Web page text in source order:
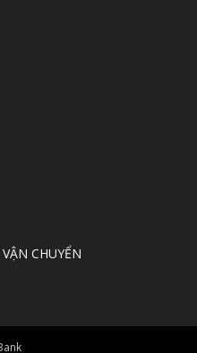
CHUYỂN